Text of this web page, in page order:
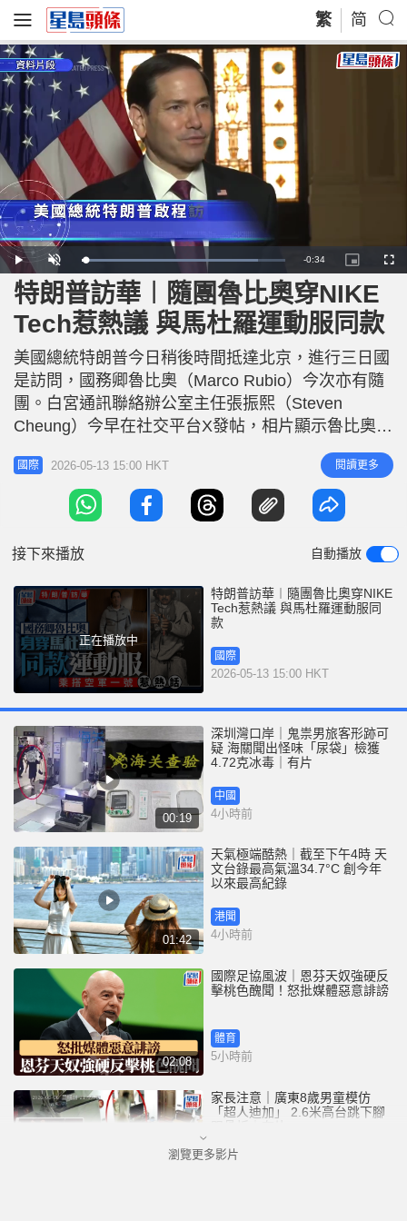
繁 简
P
l
a
y
U
n
m
u
t
L
o
a
d
e
d
:
8
6
6
8
%
R
e
m
i
e
-0:34
P
i
t
u
r
e
i
-
P
i
c
e
F
u
特朗普訪華︱隨團魯比奧穿NIKE
Tech惹熱議 與馬杜羅運動服同款
美國總統特朗普今日稍後時間抵達北京，進行三日國
是訪問，國務卿魯比奧（Marco Rubio）今次亦有隨
團。白宮通訊聯絡辦公室主任張振熙（Steven
Cheung）今早在社交平台X發帖，相片顯示魯比奧在
空軍一號，當時他穿上委內瑞拉前總統馬杜羅
（Nicolas Maduro）被美國抓捕時的同款NIKE運動
套裝。相片即時引起關注。 照片所見，魯比奧一臉
嚴肅的站在機艙內，穿著的運動服疑似今年一月，馬
國際 2026-05-13 15:00 HKT 閱讀更多
接下來播放 自動播放
正在播放中
特朗普訪華︱隨團魯比奧穿NIKE
Tech惹熱議 與馬杜羅運動服同
款
國際
2026-05-13 15:00 HKT
00:19
深圳灣口岸｜鬼祟男旅客形跡可
疑 海關聞出怪味「尿袋」檢獲
4.72克冰毒｜有片
中國
4小時前
01:42
天氣極端酷熱｜截至下午4時 天
文台錄最高氣溫34.7°C 創今年
以來最高紀錄
港聞
4小時前
02:08
國際足協風波｜恩芬天奴強硬反
擊桃色醜聞！怒批媒體惡意誹謗
體育
5小時前
家長注意｜廣東8歲男童模仿
「超人迪加」 2.6米高台跳下腳
中國
瀏覽更多影片